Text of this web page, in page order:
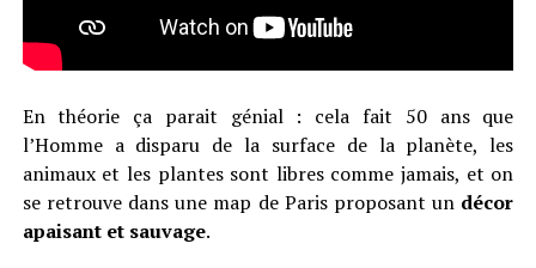
En théorie ça parait génial : cela fait 50 ans que
l’Homme a disparu de la surface de la planète, les
animaux et les plantes sont libres comme jamais, et on
se retrouve dans une map de Paris proposant un décor
apaisant et sauvage.